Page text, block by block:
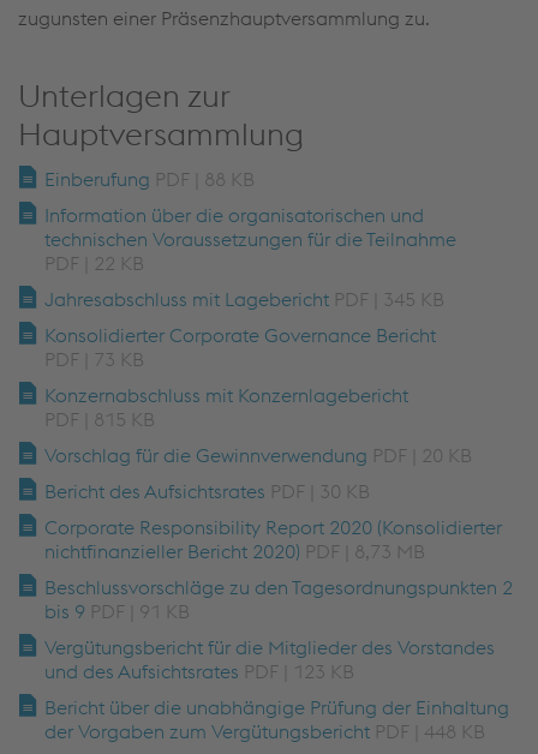
zugunsten einer Präsenzhauptversammlung zu.
Unterlagen zur
Hauptversammlung
Einberufung PDF | 88 KB
Information über die organisatorischen und
technischen Voraussetzungen für die Teilnahme
PDF | 22 KB
Jahresabschluss mit Lagebericht PDF | 345 KB
Konsolidierter Corporate Governance Bericht
PDF | 73 KB
Konzernabschluss mit Konzernlagebericht
PDF | 815 KB
Vorschlag für die Gewinnverwendung PDF | 20 KB
Bericht des Aufsichtsrates PDF | 30 KB
Corporate Responsibility Report 2020 (Konsolidierter
nichtfinanzieller Bericht 2020) PDF | 8,73 MB
Beschlussvorschläge zu den Tagesordnungspunkten 2
bis 9 PDF | 91 KB
Vergütungsbericht für die Mitglieder des Vorstandes
und des Aufsichtsrates PDF | 123 KB
Bericht über die unabhängige Prüfung der Einhaltung
der Vorgaben zum Vergütungsbericht PDF | 448 KB